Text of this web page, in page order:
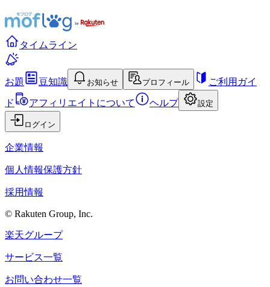
タイムライン
お題 豆知識 お知らせ プロフィール ご利用ガイ
ド アフィリエイトについて ヘルプ 設定
ログイン
企業情報
個人情報保護方針
採用情報
© Rakuten Group, Inc.
楽天グループ
サービス一覧
お問い合わせ一覧